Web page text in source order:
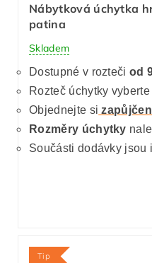
Nábytková úchytka
patina
Skladem
Dostupné v rozteči od
Rozteč úchytky
Objednejte si
Rozměry úchytky
Součásti dodávky jsou i
Tip